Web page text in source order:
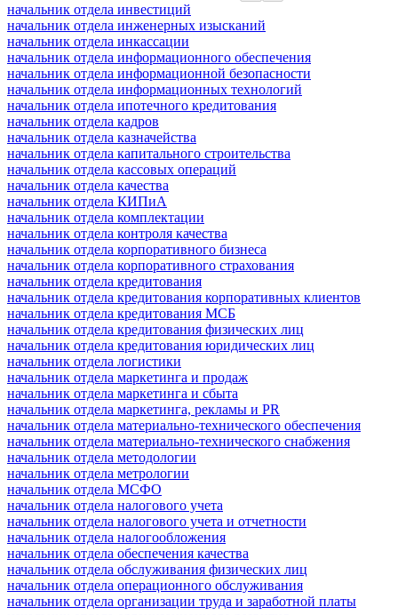
начальник отдела инвестиций
начальник отдела инженерных изысканий
начальник отдела инкассации
начальник отдела информационного обеспечения
начальник отдела информационной безопасности
начальник отдела информационных технологий
начальник отдела ипотечного кредитования
начальник отдела кадров
начальник отдела казначейства
начальник отдела капитального строительства
начальник отдела кассовых операций
начальник отдела качества
начальник отдела КИПиА
начальник отдела комплектации
начальник отдела контроля качества
начальник отдела корпоративного бизнеса
начальник отдела корпоративного страхования
начальник отдела кредитования
начальник отдела кредитования корпоративных клиентов
начальник отдела кредитования МСБ
начальник отдела кредитования физических лиц
начальник отдела кредитования юридических лиц
начальник отдела логистики
начальник отдела маркетинга и продаж
начальник отдела маркетинга и сбыта
начальник отдела маркетинга, рекламы и PR
начальник отдела материально-технического обеспечения
начальник отдела материально-технического снабжения
начальник отдела методологии
начальник отдела метрологии
начальник отдела МСФО
начальник отдела налогового учета
начальник отдела налогового учета и отчетности
начальник отдела налогообложения
начальник отдела обеспечения качества
начальник отдела обслуживания физических лиц
начальник отдела операционного обслуживания
начальник отдела организации труда и заработной платы